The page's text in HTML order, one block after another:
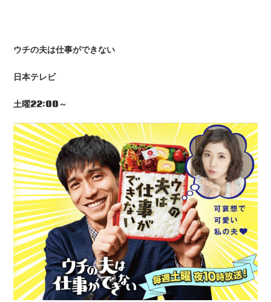
ウチの夫は仕事ができない
日本テレビ
土曜22:00 ～